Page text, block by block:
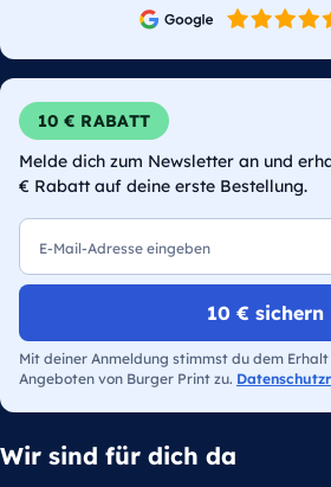
10 € RABATT
Melde dich zum Newsletter an und
€ Rabatt auf deine erste Bestellung.
10 € sichern
Mit deiner Anmeldung stimmst du dem
Angeboten von Burger Print zu.
Wir sind für dich da